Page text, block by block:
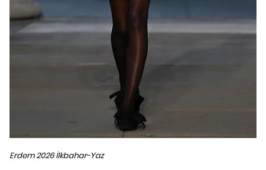
Erdem 2026 İlkbahar-Yaz